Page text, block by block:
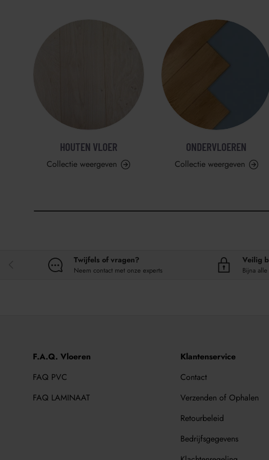
HOUTEN VLOER
Collectie weergeven
ONDERVLOEREN
Collectie weergeven
Twijfels of vragen?
Neem contact met onze experts
Veilig
Bijna
F.A.Q. Vloeren
FAQ PVC
FAQ LAMINAAT
Klantenservice
Contact
Verzenden of Ophalen
Retourbeleid
Bedrijfsgegevens